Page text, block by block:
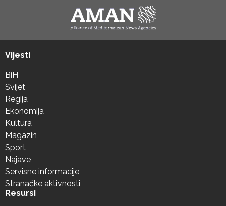
Vijesti
BiH
Svijet
Regija
Ekonomija
Kultura
Magazin
Sport
Najave
Servisne informacije
Stranačke aktivnosti
Resursi